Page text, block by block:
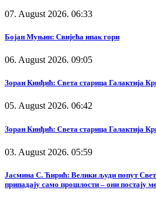
07. August 2026. 06:33
Бојан Муњин: Свијећа ипак гори
06. August 2026. 09:05
Зоран Кинђић: Света старица Галактија
05. August 2026. 06:42
Зоран Кинђић: Света старица Галактија
03. August 2026. 05:59
Јасмина С. Ћирић: Велики људи попут
припадају само прошлости – они постају